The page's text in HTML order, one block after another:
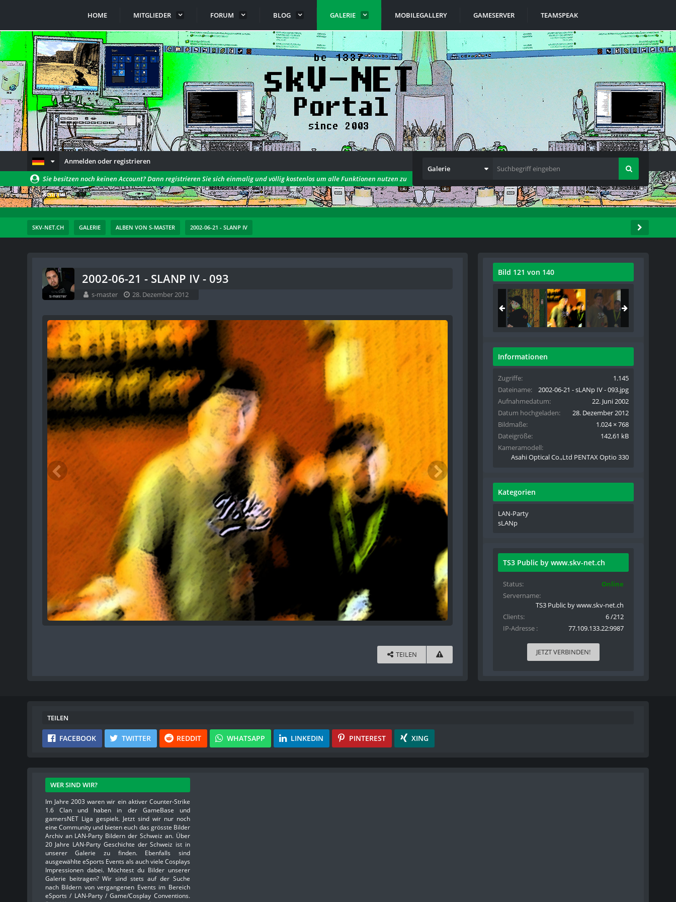
HOME MITGLIEDER FORUM BLOG GALERIE MOBILEGALLERY GAMESERVER TEAMSPEAK
Anmelden oder registrieren
Galerie
Sie besitzen noch keinen Account? Dann registrieren Sie sich einmalig und völlig kostenlos um alle Funktionen nutzen zu
können!
SKV-NET.CH GALERIE ALBEN VON S-MASTER 2002-06-21 - SLANP IV
2002-06-21 - SLANP IV - 093
s-master 28. Dezember 2012
TEILEN
Bild 121 von 140
Informationen
Zugriffe
1.145
Dateiname
2002-06-21 - sLANp IV - 093.jpg
Aufnahmedatum
22. Juni 2002
Datum hochgeladen
28. Dezember 2012
Bildmaße
1.024 × 768
Dateigröße
142,61 kB
Kameramodell
Asahi Optical Co.,Ltd PENTAX Optio 330
Kategorien
LAN-Party
sLANp
TS3 Public by www.skv-net.ch
Status
Online
Servername
TS3 Public by www.skv-net.ch
Clients
6 /212
IP-Adresse
77.109.133.22:9987
JETZT VERBINDEN!
TEILEN
FACEBOOK TWITTER REDDIT WHATSAPP LINKEDIN PINTEREST XING
WER SIND WIR?
Im Jahre 2003 waren wir ein aktiver Counter-Strike
1.6 Clan und haben in der GameBase und
gamersNET Liga gespielt. Jetzt sind wir nur noch
eine Community und bieten euch das grösste Bilder
Archiv an LAN-Party Bildern der Schweiz an. Über
20 Jahre LAN-Party Geschichte der Schweiz ist in
unserer Galerie zu finden. Ebenfalls sind
ausgewählte eSports Events als auch viele Cosplays
Impressionen dabei. Möchtest du Bilder unserer
Galerie beitragen? Wir sind stets auf der Suche
nach Bildern von vergangenen Events im Bereich
eSports / LAN-Party / Game/Cosplay Conventions.